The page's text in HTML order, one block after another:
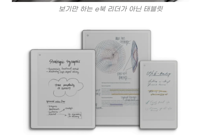
보기만 하는 e북 리더가 아닌 태블릿